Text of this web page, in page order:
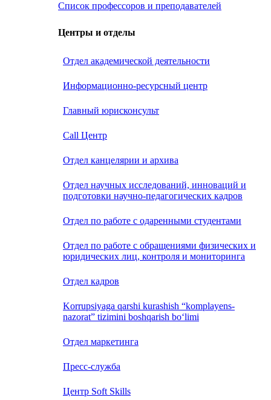
Список профессоров и преподавателей
Центры и отделы
Отдел академической деятельности
Информационно-ресурсный центр
Главный юрисконсульт
Call Центр
Oтдел канцелярии и архива
Отдел научных исследований, инноваций и
подготовки научно-педагогических кадров
Отдел по работе с одаренными студентами
Отдел по работе с обращениями физических и
юридических лиц, контроля и мониторинга
Отдел кадров
Korrupsiyaga qarshi kurashish “komplayens-
nazorat” tizimini boshqarish bo‘limi
Отдел маркетинга
Пресс-служба
Центр Soft Skills